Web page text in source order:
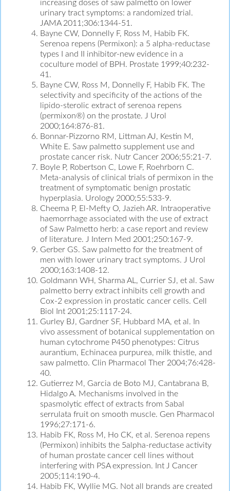
increasing doses of saw palmetto on lower
urinary tract symptoms: a randomized trial.
JAMA 2011;306:1344-51.
Bayne CW, Donnelly F, Ross M, Habib FK.
Serenoa repens (Permixon): a 5 alpha-reductase
types I and II inhibitor-new evidence in a
coculture model of BPH. Prostate 1999;40:232-
41.
Bayne CW, Ross M, Donnelly F, Habib FK. The
selectivity and specificity of the actions of the
lipido-sterolic extract of serenoa repens
(permixon®) on the prostate. J Urol
2000;164:876-81.
Bonnar-Pizzorno RM, Littman AJ, Kestin M,
White E. Saw palmetto supplement use and
prostate cancer risk. Nutr Cancer 2006;55:21-7.
Boyle P, Robertson C, Lowe F, Roehrborn C.
Meta-analysis of clinical trials of permixon in the
treatment of symptomatic benign prostatic
hyperplasia. Urology 2000;55:533-9.
Cheema P, El-Mefty O, Jazieh AR. Intraoperative
haemorrhage associated with the use of extract
of Saw Palmetto herb: a case report and review
of literature. J Intern Med 2001;250:167-9.
Gerber GS. Saw palmetto for the treatment of
men with lower urinary tract symptoms. J Urol
2000;163:1408-12.
Goldmann WH, Sharma AL, Currier SJ, et al. Saw
palmetto berry extract inhibits cell growth and
Cox-2 expression in prostatic cancer cells. Cell
Biol Int 2001;25:1117-24.
Gurley BJ, Gardner SF, Hubbard MA, et al. In
vivo assessment of botanical supplementation on
human cytochrome P450 phenotypes: Citrus
aurantium, Echinacea purpurea, milk thistle, and
saw palmetto. Clin Pharmacol Ther 2004;76:428-
40.
Gutierrez M, Garcia de Boto MJ, Cantabrana B,
Hidalgo A. Mechanisms involved in the
spasmolytic effect of extracts from Sabal
serrulata fruit on smooth muscle. Gen Pharmacol
1996;27:171-6.
Habib FK, Ross M, Ho CK, et al. Serenoa repens
(Permixon) inhibits the 5alpha-reductase activity
of human prostate cancer cell lines without
interfering with PSA expression. Int J Cancer
2005;114:190-4.
Habib FK, Wyllie MG. Not all brands are created